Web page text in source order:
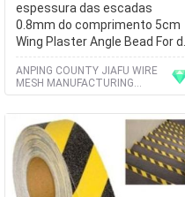
espessura das escadas
0.8mm do comprimento 5cm
Wing Plaster Angle Bead For de
1.35m
ANPING COUNTY JIAFU WIRE
MESH MANUFACTURING
CO.,LTD